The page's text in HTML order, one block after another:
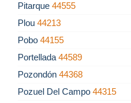
Pitarque 44555
Plou 44213
Pobo 44155
Portellada 44589
Pozondón 44368
Pozuel Del Campo 44315